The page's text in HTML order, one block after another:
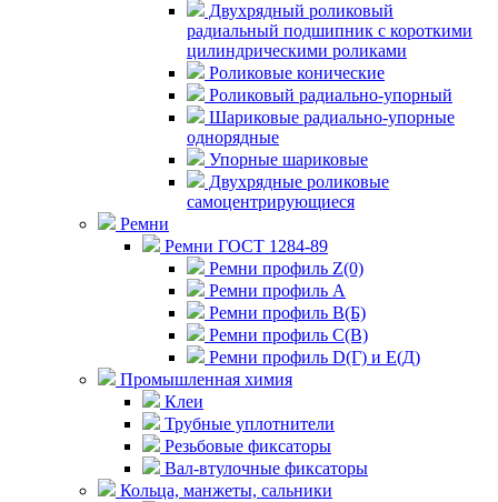
Двухрядный роликовый
радиальный подшипник с короткими
цилиндрическими роликами
Роликовые конические
Роликовый радиально-упорный
Шариковые радиально-упорные
однорядные
Упорные шариковые
Двухрядные роликовые
самоцентрирующиеся
Ремни
Ремни ГОСТ 1284-89
Ремни профиль Z(0)
Ремни профиль А
Ремни профиль В(Б)
Ремни профиль С(В)
Ремни профиль D(Г) и E(Д)
Промышленная химия
Клеи
Трубные уплотнители
Резьбовые фиксаторы
Вал-втулочные фиксаторы
Кольца, манжеты, сальники